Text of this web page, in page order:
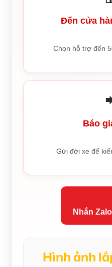
Đến cửa
Chọn hỗ trợ đến
Báo
Gửi đời xe để
Nhắn
Hình ảnh